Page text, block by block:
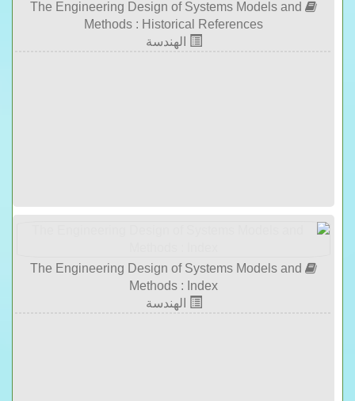
The Engineering Design of Systems Models and
Methods : Historical References
الهندسة
The Engineering Design of Systems Models and
Methods : Index
الهندسة